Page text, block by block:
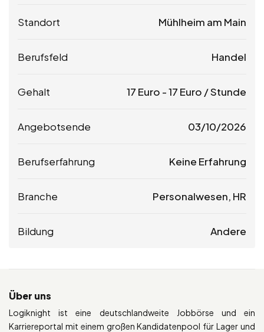
Standort Mühlheim am Main
Berufsfeld Handel
Gehalt 17 Euro -17 Euro / Stunde
Angebotsende 03/10/2026
Berufserfahrung Keine Erfahrung
Branche Personalwesen, HR
Bildung Andere
Über uns
Logiknight ist eine deutschlandweite Jobbörse und ein
Karriereportal mit einem großen Kandidatenpool für Lager und